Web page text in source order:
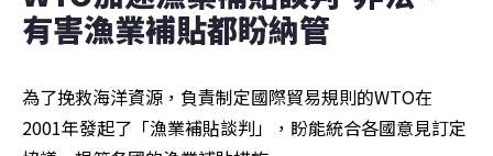
有害漁業補貼都盼納管
為了挽救海洋資源，負責制定國際貿易規則的WTO在
2001年發起了「漁業補貼談判」，盼能統合各國意見訂定